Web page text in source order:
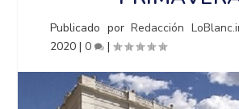
Publicado porRedacción
2020 |0 |